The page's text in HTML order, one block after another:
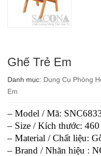
Ghế Trẻ Em
Danh mục: Dụng Cụ Phòng
Em
– Model / Mã:
– Size / Kích thước:
– Material / Chất liệu:
– Brand / Nhãn hiệu :